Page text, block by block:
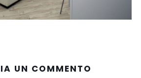
UN COMMENTO